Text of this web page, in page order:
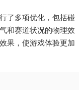
了多项优化，包括碰
和赛道状况的物理效
果，使游戏体验更加